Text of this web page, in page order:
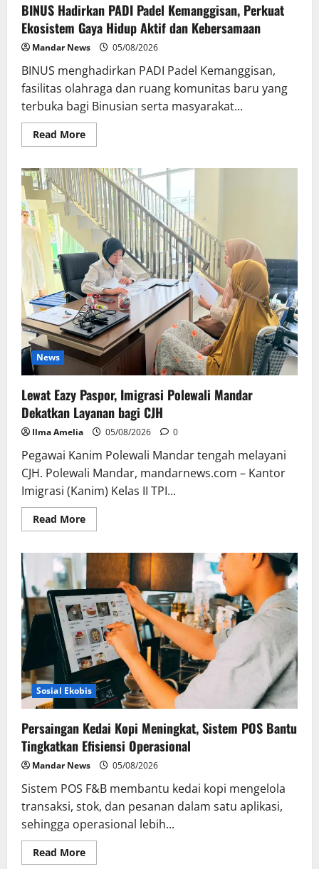
BINUS Hadirkan PADI Padel Kemanggisan, Perkuat
Ekosistem Gaya Hidup Aktif dan Kebersamaan
Mandar News 05/08/2026
BINUS menghadirkan PADI Padel Kemanggisan,
fasilitas olahraga dan ruang komunitas baru yang
terbuka bagi Binusian serta masyarakat...
Read MoreRead
more
Hadirkan
PADI
Padel
Kemanggisan,
Perkuat
Ekosistem
Gaya
Hidup
Aktif
dan
Kebersamaan
News
Lewat Eazy Paspor, Imigrasi Polewali Mandar
Dekatkan Layanan bagi CJH
Ilma Amelia 05/08/2026 0
Pegawai Kanim Polewali Mandar tengah melayani
CJH. Polewali Mandar, mandarnews.com – Kantor
Imigrasi (Kanim) Kelas II TPI...
Read MoreRead
more
Eazy
Paspor,
Imigrasi
Polewali
Mandar
Dekatkan
Layanan
bagi
CJH
Sosial Ekobis
Persaingan Kedai Kopi Meningkat, Sistem POS Bantu
Tingkatkan Efisiensi Operasional
Mandar News 05/08/2026
Sistem POS F&B membantu kedai kopi mengelola
transaksi, stok, dan pesanan dalam satu aplikasi,
sehingga operasional lebih...
Read MoreRead
more